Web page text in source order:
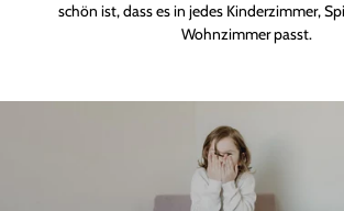
schön ist, dass es in jedes Kinderzimmer,
Wohnzimmer passt.